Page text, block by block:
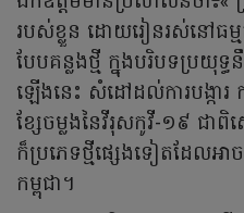
របស់ខ្លួន ដោយរៀនរស់នៅធម្
បែបគន្លងថ្មី ក្នុងបរិបទប្រយុ
ឡើងនេះ សំដៅដល់ការបង្ការ
ខ្សែចម្លងនៃវីរុសកូវី-១៩ ជាពិ
ក៏ប្រភេទថ្មីផ្សេងទៀតដែលអា
កម្ពុជា។